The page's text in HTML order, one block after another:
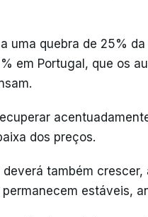
uma quebra de 25%
em Portugal, que os
dos preços.
também crescer,
estáveis,